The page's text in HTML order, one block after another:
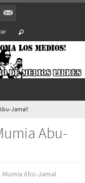
Jamal!
Abu-
Mumia Abu-Jamal